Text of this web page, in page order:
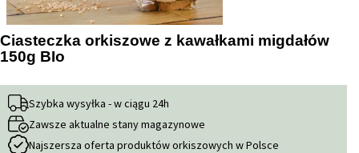
Ciasteczka orkiszowe z kawałkami migdałów
150g BIo
Szybka wysyłka - w ciągu 24h
Zawsze aktualne stany magazynowe
Najszersza oferta produktów orkiszowych w Polsce